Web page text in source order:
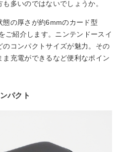
多いのではないでしょうか。
態の厚さが約6mmのカード型
ご紹介します。ニンテンドースイ
のコンパクトサイズが魅力。その
充電ができるなど便利なポイン
パクト